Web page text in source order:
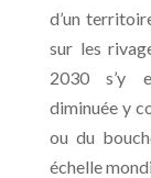
d’un
sur les
2030 s’y
diminuée y
ou du
échelle